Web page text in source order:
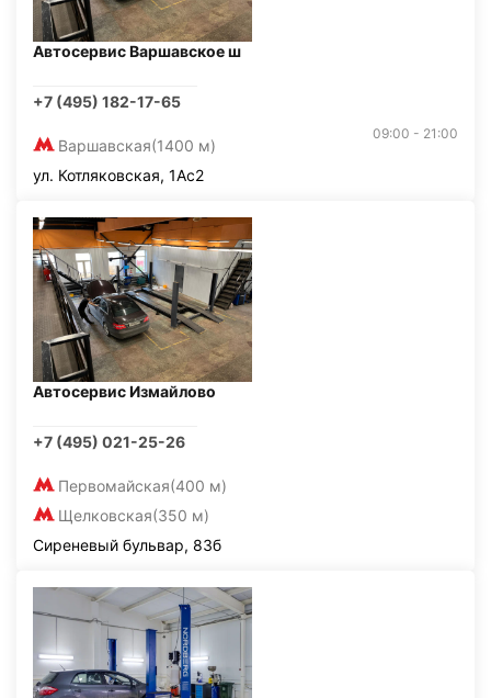
Автосервис Варшавское ш
+7 (495) 182-17-65
Варшавская(1400 м)
09:00 - 21:00
ул. Котляковская, 1Ас2
Автосервис Измайлово
+7 (495) 021-25-26
Первомайская(400 м)
Щелковская(350 м)
Сиреневый бульвар, 83б